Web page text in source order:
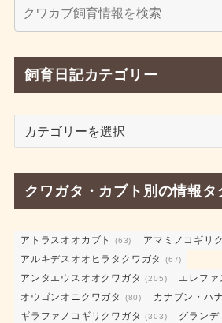
飼育日記カテゴリー
カ
ゴ
リ
ー
クワガタ・カブト別の情報タ
アトラスオオカブト (63) アマミノコギリ
アルキデスオオヒラタクワガタ (67)
アンタエウスオオクワガタ (205) エレファ
オウゴンオニクワガタ (80) カナブン・ハ
ギラファノコギリクワガタ (303) グランデ